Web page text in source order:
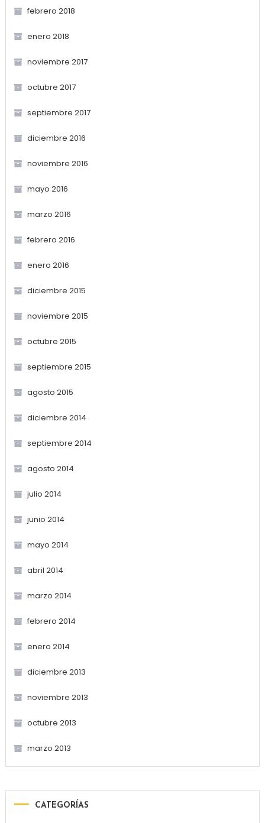
febrero 2018
enero 2018
noviembre 2017
octubre 2017
septiembre 2017
diciembre 2016
noviembre 2016
mayo 2016
marzo 2016
febrero 2016
enero 2016
diciembre 2015
noviembre 2015
octubre 2015
septiembre 2015
agosto 2015
diciembre 2014
septiembre 2014
agosto 2014
julio 2014
junio 2014
mayo 2014
abril 2014
marzo 2014
febrero 2014
enero 2014
diciembre 2013
noviembre 2013
octubre 2013
marzo 2013
CATEGORÍAS